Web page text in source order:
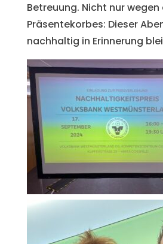
Betreuung. Nicht nur
Präsentekorbes: Dieser
nachhaltig in Erinnerung